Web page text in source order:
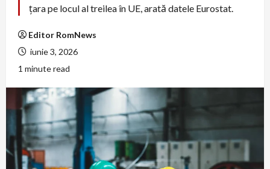
ţara pe locul al treilea în UE, arată datele Eurostat.
Editor RomNews
iunie 3, 2026
1 minute read